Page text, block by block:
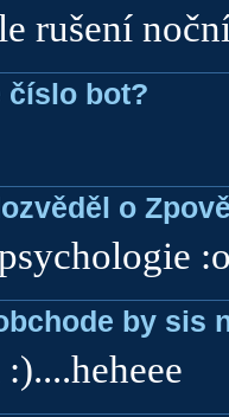
rušení
číslo bot?
o
by sis